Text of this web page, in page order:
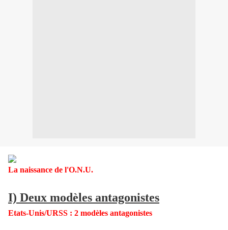
La naissance de l'O.N.U.
I) Deux modèles antagonistes
Etats-Unis/URSS : 2 modèles antagonistes